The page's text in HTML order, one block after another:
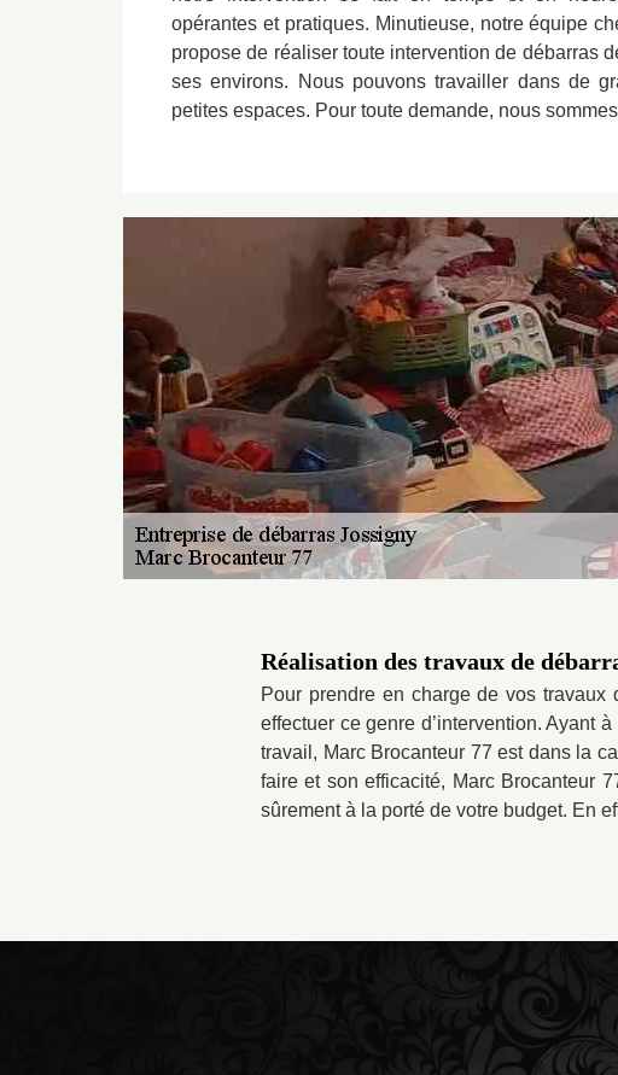
opérantes et pratiques. Minutieuse, notre équipe
propose de réaliser toute intervention de débarras
ses environs. Nous pouvons travailler dans de
petites espaces. Pour toute demande, nous
Réalisation des travaux de
Pour prendre en charge de vos travaux
effectuer ce genre d’intervention. Ayant
travail, Marc Brocanteur 77 est dans la
faire et son efficacité, Marc Brocanteur
sûrement à la porté de votre budget. En